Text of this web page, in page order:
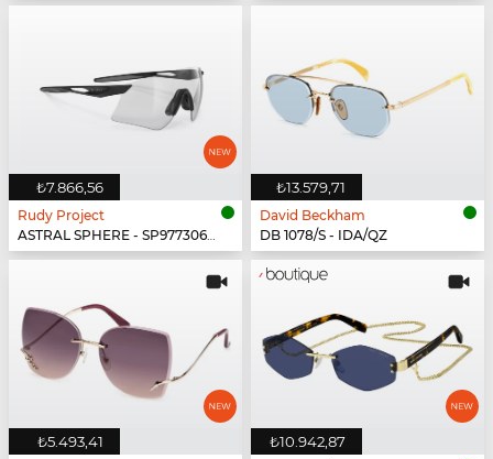
₺7.866,56
Rudy Project
ASTRAL SPHERE - SP977306-0000
₺13.579,71
David Beckham
DB 1078/S - IDA/QZ
₺5.493,41 ₺10.942,87